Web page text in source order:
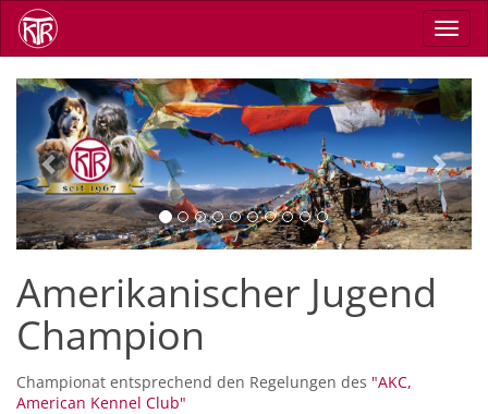
Direkt
zum
Inhalt
Previous Next
Amerikanischer Jugend
Champion
Championat entsprechend den Regelungen des "AKC,
American Kennel Club"